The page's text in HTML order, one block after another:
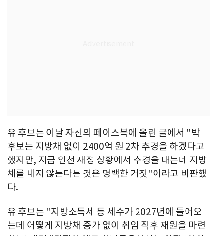
유 후보는 이날 자신의 페이스북에 올린 글에서 "박
후보는 지방채 없이 2400억 원 2차 추경을 하겠다고
했지만, 지금 인천 재정 상황에서 추경을 내는데 지방
채를 내지 않는다는 것은 명백한 거짓"이라고 비판했
다.
유 후보는 "지방소득세 등 세수가 2027년에 들어오
는데 어떻게 지방채 증가 없이 취임 직후 재원을 마련